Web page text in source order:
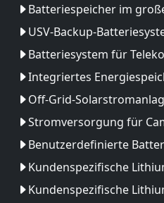
Batteriespeicher im
USV-Backup-
Batteriesystem für
Integriertes
Off-Grid-
Stromversorgung für
Benutzerdefinierte
Kundenspezifische
Kundenspezifische